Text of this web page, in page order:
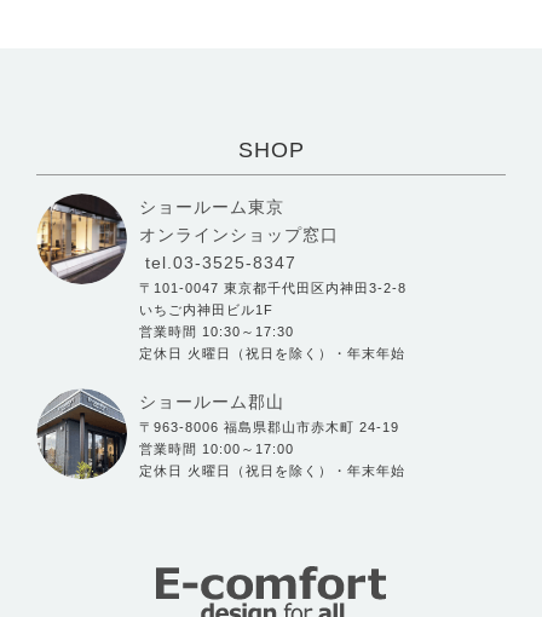
SHOP
ショールーム東京
オンラインショップ窓口
tel.03-3525-8347
〒101-0047 東京都千代田区内神田3-2-8
いちご内神田ビル1F
営業時間 10:30～17:30
定休日 火曜日（祝日を除く）・年末年始
ショールーム郡山
〒963-8006 福島県郡山市赤木町 24-19
営業時間 10:00～17:00
定休日 火曜日（祝日を除く）・年末年始